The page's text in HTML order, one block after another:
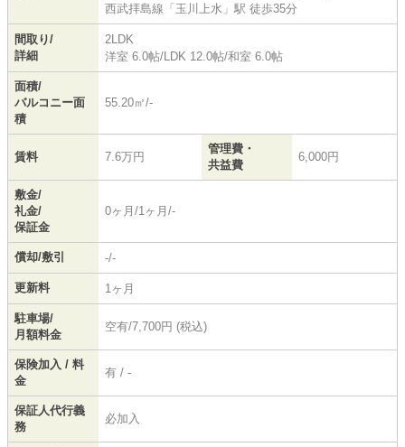
西武拝島線 「玉川上水 」駅 徒歩35分
間取り/
詳細
2LDK
洋室 6.0帖/LDK 12.0帖/和室 6.0帖
面積/
バルコニー面
積
55.20㎡/-
賃料 7.6万円
管理費・
共益費
6,000円
敷金/
礼金/
保証金
0ヶ月/1ヶ月/-
償却/敷引 -/-
更新料 1ヶ月
駐車場/
月額料金
空有/7,700円 (税込)
保険加入 / 料
金
有 / -
保証人代行義
務
必加入